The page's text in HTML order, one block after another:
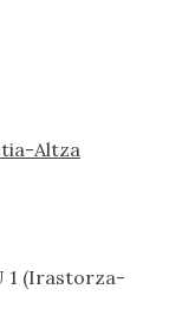
Altza
1 (Irastorza-